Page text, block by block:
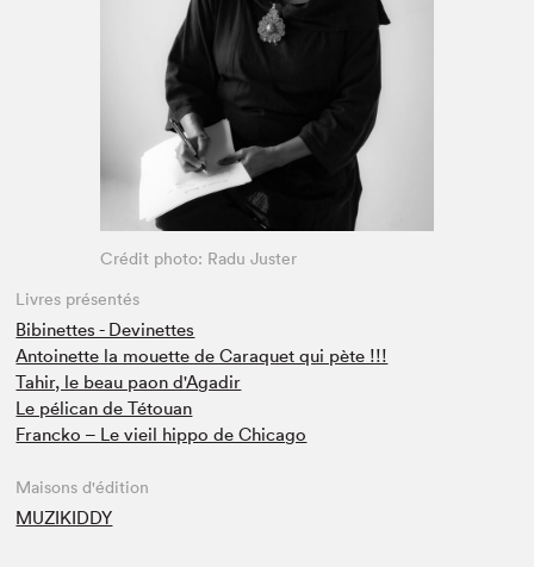
Espace médias
Crédit photo: Radu Juster
Livres présentés
Bibinettes - Devinettes
Antoinette la mouette de Caraquet qui pète !!!
Tahir, le beau paon d'Agadir
Le pélican de Tétouan
Francko – Le vieil hippo de Chicago
Maisons d'édition
MUZIKIDDY